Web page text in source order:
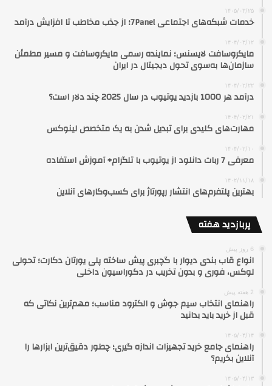
۱۴۰۵/۰۳/۲۵
خدمات شبکه‌های اجتماعی 7Panel؛ از جذب مخاطب تا افزایش درآمد
۱۴۰۴/۰۳/۱۲
مایکروسافت لایسنس؛ نماینده رسمی مایکروسافت و مسیر مطمئن
سازمان‌ها به‌سوی تحول دیجیتال در ایران
۱۴۰۴/۰۲/۲۲
درآمد هر 1000 بازدید یوتیوب در سال 2025 چند دلار است؟
۱۴۰۴/۰۲/۲۱
مهارت‌های کلیدی برای تبدیل شدن به یک متخصص لینوکس
۱۴۰۴/۰۲/۱۰
معرفی 7 ربات دانلود از یوتیوب با تلگرام+ آموزش استفاده
۱۴۰۲/۱۱/۱۸
بهترین پلتفرم‌های انتشار رپورتاژ برای کسب‌وکارهای آنلاین
پربازدید هفته
6 روز پیش
انواع قاب بندی دیوار با گچبری پیش ساخته پلی یورتان دکارت؛ تحولی
لوکس، فوری و بدون تخریب در دکوراسیون داخلی
2 هفته پیش
راهنمای انتخاب سیم جوش و الکترود مناسب؛ مهم‌ترین نکاتی که
قبل از خرید باید بدانید
۱۴۰۵/۰۴/۱۴
راهنمای جامع خرید تجهیزات اندازه گیری؛ چطور دقیق‌ترین ابزارها را
آنلاین بخریم؟
۱۴۰۵/۰۴/۱۳